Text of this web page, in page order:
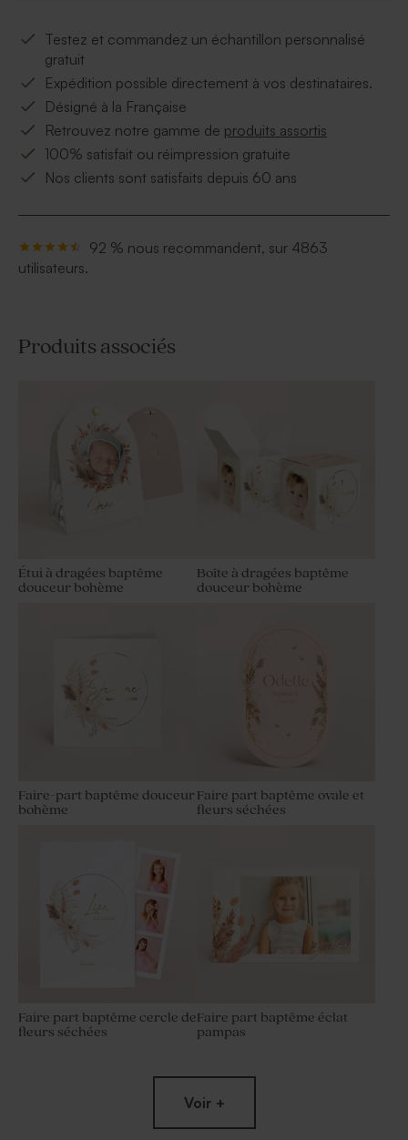
Testez et commandez un échantillon personnalisé
gratuit
Expédition possible directement à vos destinataires.
Désigné à la Française
Retrouvez notre gamme de produits assortis
100% satisfait ou réimpression gratuite
Nos clients sont satisfaits depuis 60 ans
92 % nous recommandent, sur 4863
utilisateurs.
Produits associés
Étui à dragées baptême
douceur bohème
Boîte à dragées baptême
douceur bohème
Faire-part baptême douceur
bohème
Faire part baptême ovale et
fleurs séchées
Faire part baptême cercle de
fleurs séchées
Faire part baptême éclat
pampas
Voir +